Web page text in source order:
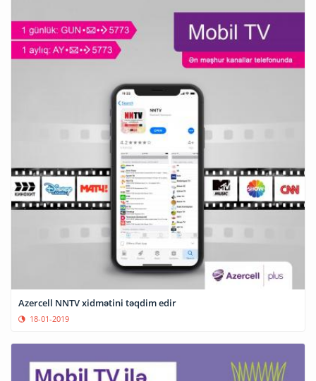
Azercell NNTV xidmətini təqdim edir
18-01-2019